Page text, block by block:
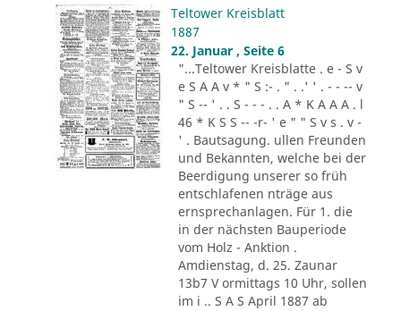
Teltower Kreisblatt
1887
22. Januar , Seite 6
"...Teltower Kreisblatte . e - S v
e S A A v * " S :- . " . .' ' . - - -- v
" S -- ' . . S - - - . . A * K A A A . l
46 * K S S -- -r- ' e " " S v s . v -
' . Bautsagung. ullen Freunden
und Bekannten, welche bei der
Beerdigung unserer so früh
entschlafenen nträge aus
ernsprechanlagen. Für 1. die
in der nächsten Bauperiode
vom Holz - Anktion .
Amdienstag, d. 25. Zaunar
13b7 V ormittags 10 Uhr, sollen
im i .. S A S April 1887 ab